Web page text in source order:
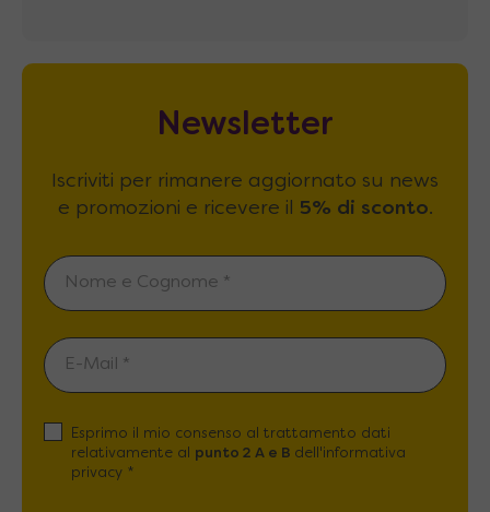
Newsletter
Iscriviti per rimanere aggiornato su news
e promozioni e ricevere il 5% di sconto.
Esprimo il mio consenso al trattamento dati
relativamente al punto 2 A e B dell'informativa
privacy *